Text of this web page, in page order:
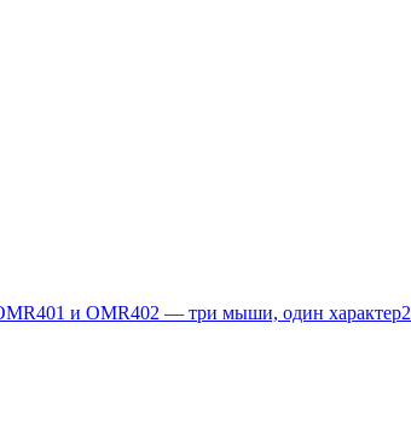
и OMR402 — три мыши, один характер